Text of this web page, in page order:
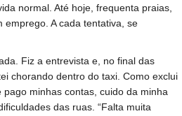
normal. Até hoje, frequenta praias,
A cada tentativa, se
Fiz a entrevista e, no final das
chorando dentro do taxi. Como exclui
pago minhas contas, cuido da minha
das ruas. “Falta muita